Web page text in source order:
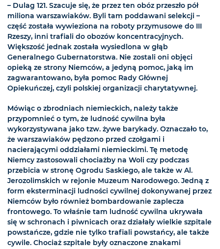
– Dulag 121. Szacuje się, że przez ten obóz przeszło pół
miliona warszawiaków. Byli tam poddawani selekcji –
część została wywieziona na roboty przymusowe do III
Rzeszy, inni trafiali do obozów koncentracyjnych.
Większość jednak została wysiedlona w głąb
Generalnego Gubernatorstwa. Nie zostali oni objęci
opieką ze strony Niemców, a jedyną pomoc, jaką im
zagwarantowano, była pomoc Rady Głównej
Opiekuńczej, czyli polskiej organizacji charytatywnej.
Mówiąc o zbrodniach niemieckich, należy także
przypomnieć o tym, że ludność cywilna była
wykorzystywana jako tzw. żywe barykady. Oznaczało to,
że warszawiaków pędzono przed czołgami i
nacierającymi oddziałami niemieckimi. Tę metodę
Niemcy zastosowali chociażby na Woli czy podczas
przebicia w stronę Ogrodu Saskiego, ale także w Al.
Jerozolimskich w rejonie Muzeum Narodowego. Jedną z
form eksterminacji ludności cywilnej dokonywanej przez
Niemców było również bombardowanie zaplecza
frontowego. To właśnie tam ludność cywilna ukrywała
się w schronach i piwnicach oraz działały wielkie szpitale
powstańcze, gdzie nie tylko trafiali powstańcy, ale także
cywile. Chociaż szpitale były oznaczone znakami